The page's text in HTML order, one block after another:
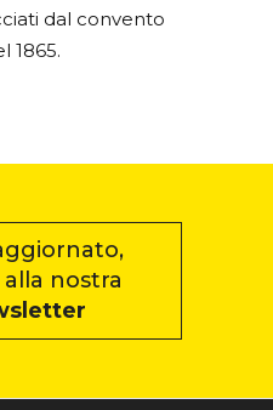
dal convento
1865.
nostra